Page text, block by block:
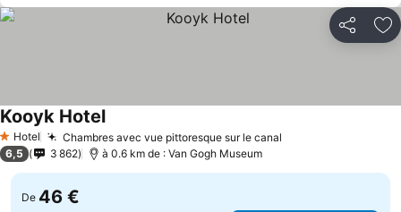
Partager
1 Étoiles
Hotel Chambres avec vue pittoresque sur le canal
Kooyk Hotel
6,5 3 862 à 0.6 km de : Van Gogh Museum
De 46 €